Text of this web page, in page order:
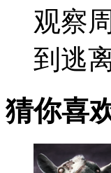
观察
到逃
猜你喜